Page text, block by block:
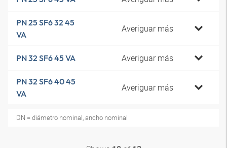
PN 25 SF6 32 45
VA
Averiguar más
PN 32 SF6 45 VA Averiguar más
PN 32 SF6 40 45
VA
Averiguar más
DN = diámetro nominal, ancho nominal